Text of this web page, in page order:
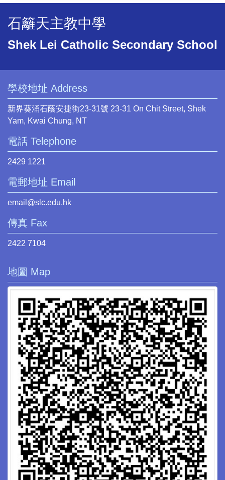
石籬天主教中學
Shek Lei Catholic Secondary School
學校地址 Address
新界葵涌石蔭安捷街23-31號 23-31 On Chit Street, Shek
Yam, Kwai Chung, NT
電話 Telephone
2429 1221
電郵地址 Email
email@slc.edu.hk
傳真 Fax
2422 7104
地圖 Map